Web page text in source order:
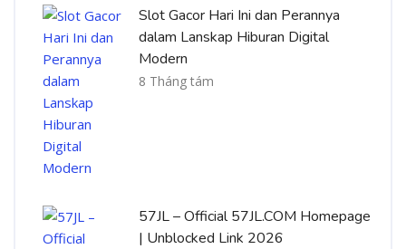
Slot Gacor Hari Ini dan Perannya
dalam Lanskap Hiburan Digital
Modern
8 Tháng tám
57JL – Official 57JL.COM Homepage
| Unblocked Link 2026